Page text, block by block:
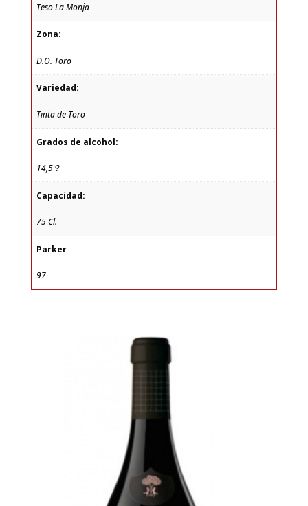
Teso La Monja
Zona:
D.O. Toro
Variedad:
Tinta de Toro
Grados de alcohol:
14,5º?
Capacidad:
75 Cl.
Parker
97